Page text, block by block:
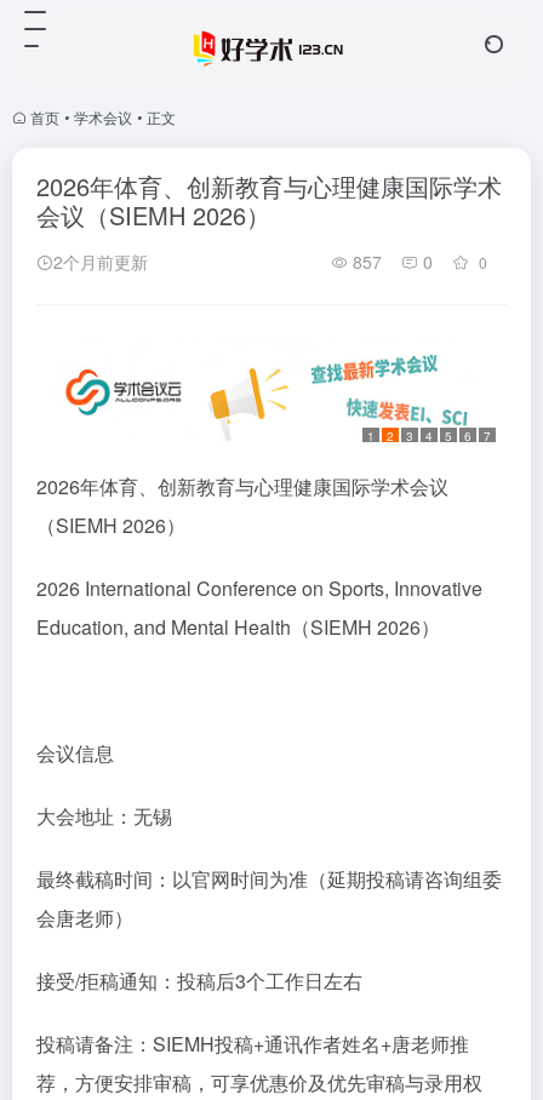
首页 • 学术会议 • 正文
2026年体育、创新教育与心理健康国际学术
会议（SIEMH 2026）
2个月前更新 857 0 0
1 2 3 4 5 6 7
2026年体育、创新教育与心理健康国际学术会议
（SIEMH 2026）
2026 International Conference on Sports, Innovative
Education, and Mental Health（SIEMH 2026）
会议信息
大会地址：无锡
最终截稿时间：以官网时间为准（延期投稿请咨询组委
会唐老师）
接受/拒稿通知：投稿后3个工作日左右
投稿请备注：SIEMH投稿+通讯作者姓名+唐老师推
荐，方便安排审稿，可享优惠价及优先审稿与录用权